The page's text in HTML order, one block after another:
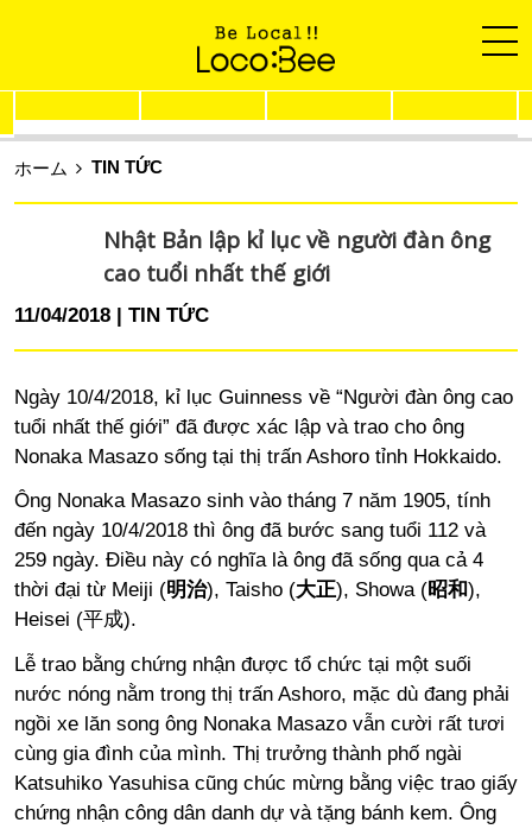
ホーム TIN TỨC
Nhật Bản lập kỉ lục về người đàn ông
cao tuổi nhất thế giới
11/04/2018 TIN TỨC
Ngày 10/4/2018, kỉ lục Guinness về “Người đàn ông cao
tuổi nhất thế giới” đã được xác lập và trao cho ông
Nonaka Masazo sống tại thị trấn Ashoro tỉnh Hokkaido.
Ông Nonaka Masazo sinh vào tháng 7 năm 1905, tính
đến ngày 10/4/2018 thì ông đã bước sang tuổi 112 và
259 ngày. Điều này có nghĩa là ông đã sống qua cả 4
thời đại từ Meiji (明治), Taisho (大正), Showa (昭和),
Heisei (平成).
Lễ trao bằng chứng nhận được tổ chức tại một suối
nước nóng nằm trong thị trấn Ashoro, mặc dù đang phải
ngồi xe lăn song ông Nonaka Masazo vẫn cười rất tươi
cùng gia đình của mình. Thị trưởng thành phố ngài
Katsuhiko Yasuhisa cũng chúc mừng bằng việc trao giấy
chứng nhận công dân danh dự và tặng bánh kem. Ông